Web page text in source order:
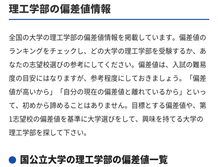
理工学部の偏差値情報
全国の大学の理工学部の偏差値情報を掲載しています。偏差値の
ランキングをチェックし、どの大学の理工学部を受験するか、あ
なたの志望校選びの参考にしてください。偏差値は、入試の難易
度の目安にはなりますが、参考程度にしておきましょう。「偏差
値が高いから」「自分の現在の偏差値と離れているから」といっ
て、初めから諦めることはありません。目標とする偏差値や、第
1志望校の偏差値を基準に大学選びをして、興味を持てる大学の
理工学部を探して下さい。
国公立大学の理工学部の偏差値一覧